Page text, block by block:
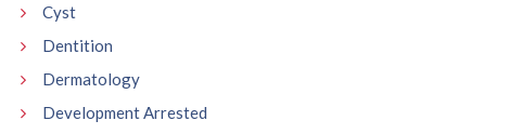
Cyst
Dentition
Dermatology
Development Arrested